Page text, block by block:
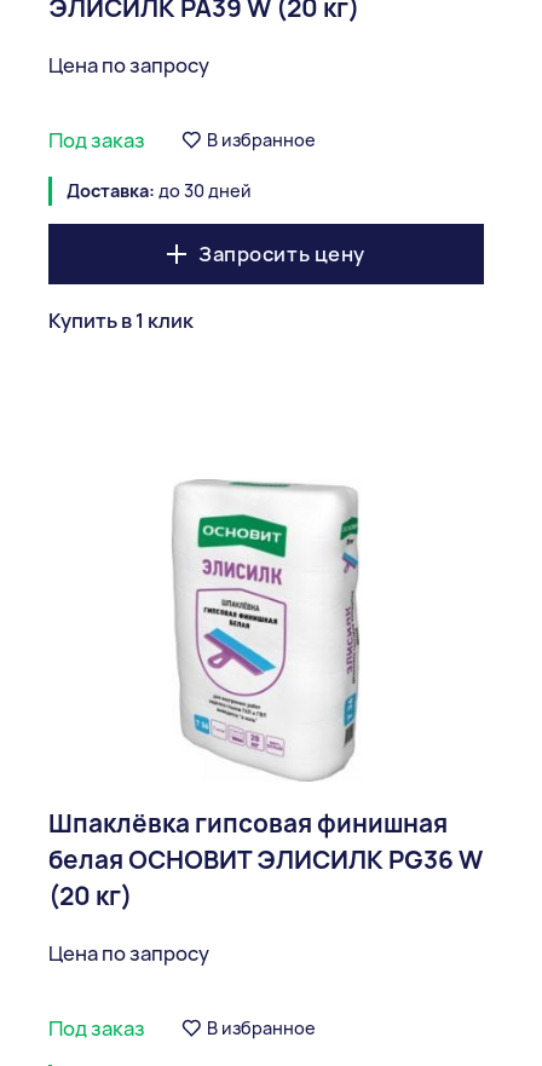
ЭЛИСИЛК PA39 W (20 кг)
Цена по запросу
Под заказ В избранное
Доставка: до 30 дней
Запросить цену
Купить в 1 клик
Шпаклёвка гипсовая финишная
белая ОСНОВИТ ЭЛИСИЛК PG36 W
(20 кг)
Цена по запросу
Под заказ В избранное